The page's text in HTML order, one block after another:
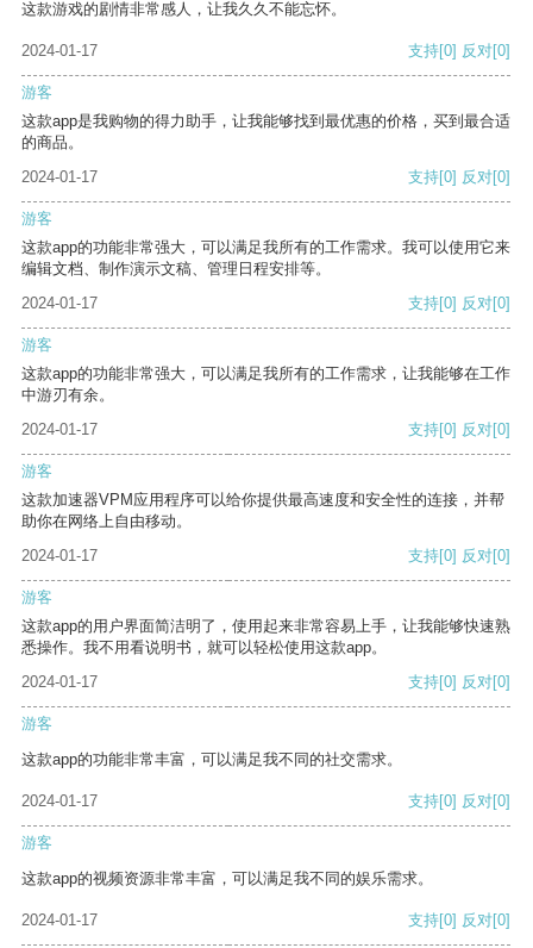
这款游戏的剧情非常感人，让我久久不能忘怀。
2024-01-17 支持[0] 反对[0]
游客
这款app是我购物的得力助手，让我能够找到最优惠的价格，买到最合适
的商品。
2024-01-17
支持[0] 反对[0]
游客
这款app的功能非常强大，可以满足我所有的工作需求。我可以使用它来
编辑文档、制作演示文稿、管理日程安排等。
2024-01-17
支持[0] 反对[0]
游客
这款app的功能非常强大，可以满足我所有的工作需求，让我能够在工作
中游刃有余。
2024-01-17
支持[0] 反对[0]
游客
这款加速器VPM应用程序可以给你提供最高速度和安全性的连接，并帮
助你在网络上自由移动。
2024-01-17
支持[0] 反对[0]
游客
这款app的用户界面简洁明了，使用起来非常容易上手，让我能够快速熟
悉操作。我不用看说明书，就可以轻松使用这款app。
2024-01-17
支持[0] 反对[0]
游客
这款app的功能非常丰富，可以满足我不同的社交需求。
2024-01-17 支持[0] 反对[0]
游客
这款app的视频资源非常丰富，可以满足我不同的娱乐需求。
2024-01-17 支持[0] 反对[0]